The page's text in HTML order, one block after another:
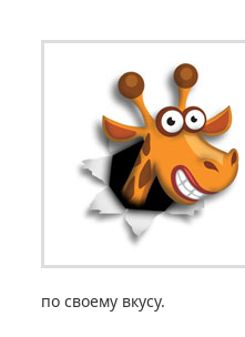
по своему вкусу.